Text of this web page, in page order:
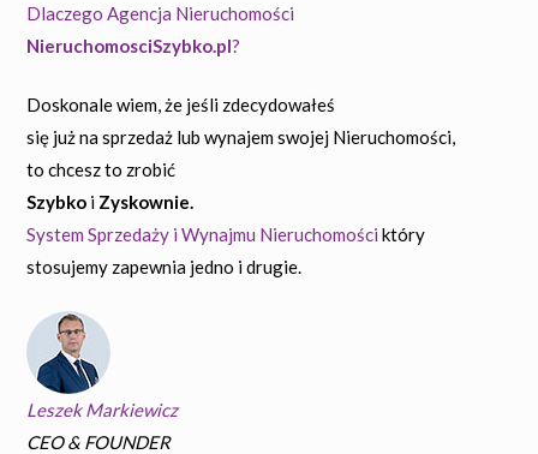
Dlaczego Agencja Nieruchomości
NieruchomosciSzybko.pl?
Doskonale wiem, że jeśli zdecydowałeś
się już na sprzedaż lub wynajem swojej Nieruchomości,
to chcesz to zrobić
Szybko i Zyskownie.
System Sprzedaży i Wynajmu Nieruchomości który
stosujemy zapewnia jedno i drugie.
Leszek Markiewicz
CEO & FOUNDER